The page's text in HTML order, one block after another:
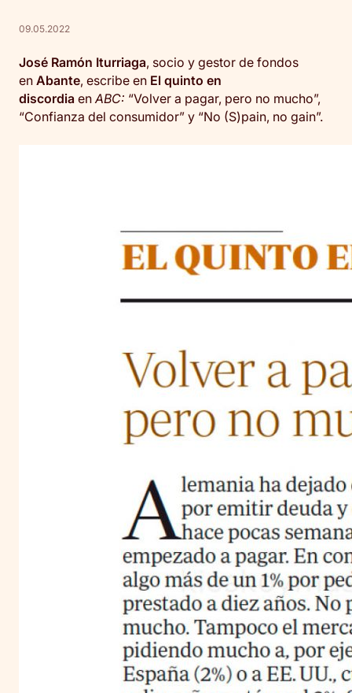
09.05.2022
José Ramón Iturriaga, socio y gestor de fondos
en Abante, escribe en El quinto en
discordia en ABC: “Volver a pagar, pero no mucho”,
“Confianza del consumidor” y “No (S)pain, no gain”.